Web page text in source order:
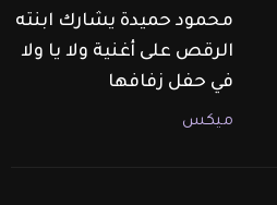
محمود حميدة يشارك ابنته
الرقص على أغنية ولا يا ولا
في حفل زفافها
ميكس